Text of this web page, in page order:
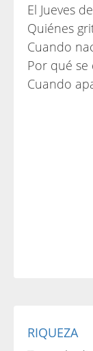
El Jueves
Quiénes
Cuando
Por qué se
Cuando
RIQUEZA